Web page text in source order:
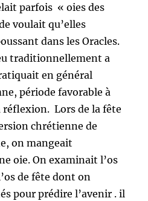
parfois « oies des
voulait qu’elles
dans les Oracles.
traditionnellement a
en général
période favorable à
Lors de la fête
chrétienne de
on mangeait
oie. On examinait l’os
de fête dont on
pour prédire l’avenir . il